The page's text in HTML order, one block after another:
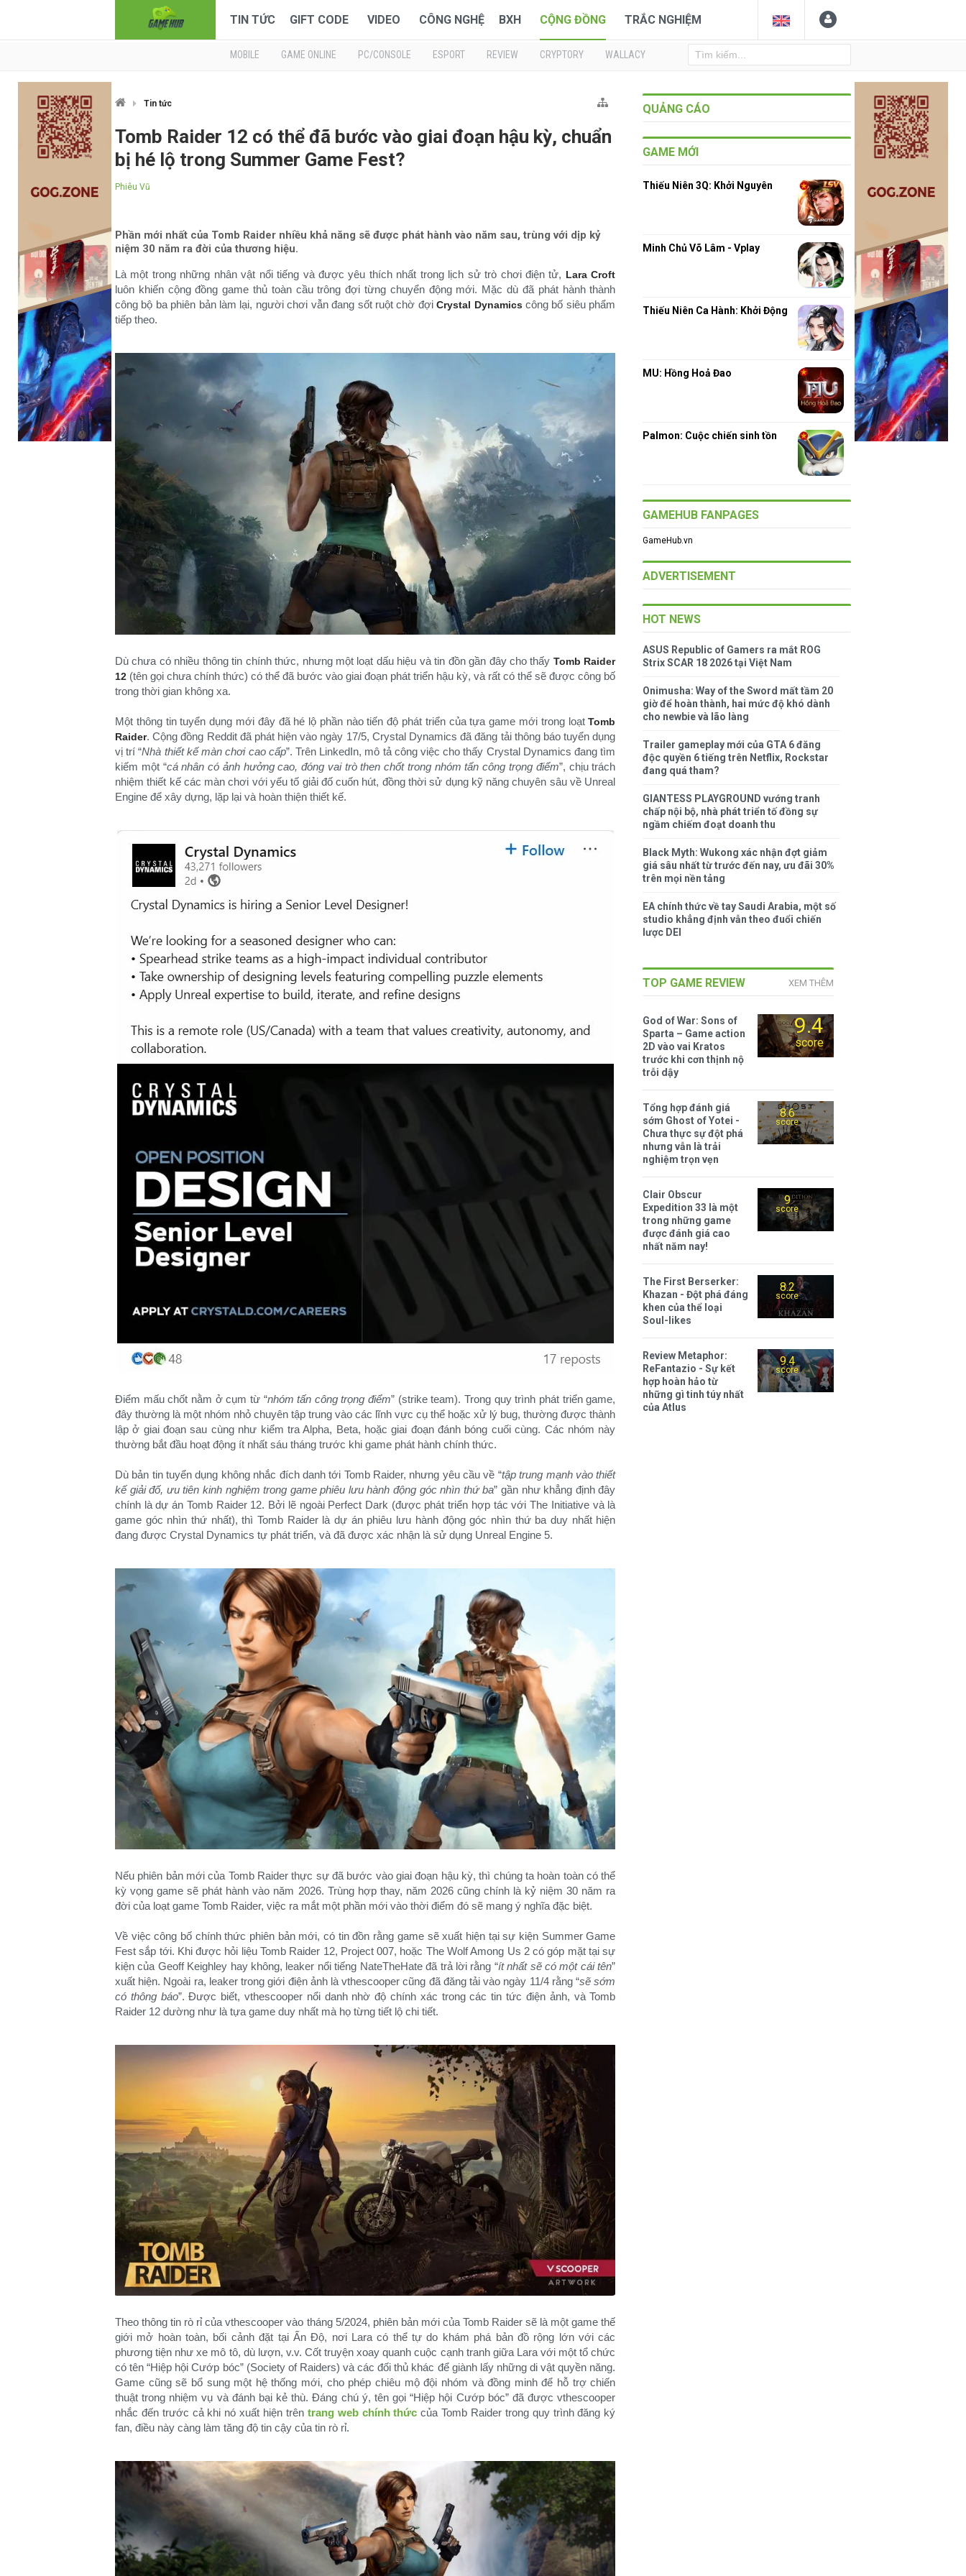
TIN TỨC GIFT CODE VIDEO CÔNG NGHỆ BXH CỘNG ĐỒNG TRẮC NGHIỆM
MOBILE GAME ONLINE PC/CONSOLE ESPORT REVIEW CRYPTORY WALLACY
Tin tức
Tomb Raider 12 có thể đã bước vào giai đoạn hậu kỳ, chuẩn
bị hé lộ trong Summer Game Fest?
Phiêu Vũ
Phần mới nhất của Tomb Raider nhiều khả năng sẽ được phát hành vào năm sau, trùng với dịp kỷ
niệm 30 năm ra đời của thương hiệu.
Là một trong những nhân vật nổi tiếng và được yêu thích nhất trong lịch sử trò chơi điện tử, Lara Croft
luôn khiến cộng đồng game thủ toàn cầu trông đợi từng chuyển động mới. Mặc dù đã phát hành thành
công bộ ba phiên bản làm lại, người chơi vẫn đang sốt ruột chờ đợiCrystal Dynamicscông bố siêu phẩm
tiếp theo.
Dù chưa có nhiều thông tin chính thức, nhưng một loạt dấu hiệu và tin đồn gần đây cho thấy Tomb Raider
12 (tên gọi chưa chính thức) có thể đã bước vào giai đoạn phát triển hậu kỳ, và rất có thể sẽ được công bố
trong thời gian không xa.
Một thông tin tuyển dụng mới đây đã hé lộ phần nào tiến độ phát triển của tựa game mới trong loạtTomb
Raider. Cộng đồng Reddit đã phát hiện vào ngày 17/5, Crystal Dynamics đã đăng tải thông báo tuyển dụng
vị trí “Nhà thiết kế màn chơi cao cấp”. Trên LinkedIn, mô tả công việc cho thấy Crystal Dynamics đang tìm
kiếm một “cá nhân có ảnh hưởng cao, đóng vai trò then chốt trong nhóm tấn công trọng điểm”, chịu trách
nhiệm thiết kế các màn chơi với yếu tố giải đố cuốn hút, đồng thời sử dụng kỹ năng chuyên sâu về Unreal
Engine để xây dựng, lặp lại và hoàn thiện thiết kế.
Điểm mấu chốt nằm ở cụm từ “nhóm tấn công trọng điểm” (strike team). Trong quy trình phát triển game,
đây thường là một nhóm nhỏ chuyên tập trung vào các lĩnh vực cụ thể hoặc xử lý bug, thường được thành
lập ở giai đoạn sau cùng như kiểm tra Alpha, Beta, hoặc giai đoạn đánh bóng cuối cùng. Các nhóm này
thường bắt đầu hoạt động ít nhất sáu tháng trước khi game phát hành chính thức.
Dù bản tin tuyển dụng không nhắc đích danh tới Tomb Raider, nhưng yêu cầu về “tập trung mạnh vào thiết
kế giải đố, ưu tiên kinh nghiệm trong game phiêu lưu hành động góc nhìn thứ ba” gần như khẳng định đây
chính là dự án Tomb Raider 12. Bởi lẽ ngoài Perfect Dark (được phát triển hợp tác với The Initiative và là
game góc nhìn thứ nhất), thì Tomb Raider là dự án phiêu lưu hành động góc nhìn thứ ba duy nhất hiện
đang được Crystal Dynamics tự phát triển, và đã được xác nhận là sử dụng Unreal Engine 5.
Nếu phiên bản mới của Tomb Raider thực sự đã bước vào giai đoạn hậu kỳ, thì chúng ta hoàn toàn có thể
kỳ vọng game sẽ phát hành vào năm 2026. Trùng hợp thay, năm 2026 cũng chính là kỷ niệm 30 năm ra
đời của loạt game Tomb Raider, việc ra mắt một phần mới vào thời điểm đó sẽ mang ý nghĩa đặc biệt.
Về việc công bố chính thức phiên bản mới, có tin đồn rằng game sẽ xuất hiện tại sự kiện Summer Game
Fest sắp tới. Khi được hỏi liệu Tomb Raider 12, Project 007, hoặc The Wolf Among Us 2 có góp mặt tại sự
kiện của Geoff Keighley hay không, leaker nổi tiếng NateTheHate đã trả lời rằng “ít nhất sẽ có một cái tên”
xuất hiện. Ngoài ra, leaker trong giới điện ảnh là vthescooper cũng đã đăng tải vào ngày 11/4 rằng “sẽ sớm
có thông báo”. Được biết, vthescooper nổi danh nhờ độ chính xác trong các tin tức điện ảnh, và Tomb
Raider 12 dường như là tựa game duy nhất mà họ từng tiết lộ chi tiết.
Theo thông tin rò rỉ của vthescooper vào tháng 5/2024, phiên bản mới của Tomb Raider sẽ là một game thế
giới mở hoàn toàn, bối cảnh đặt tại Ấn Độ, nơi Lara có thể tự do khám phá bản đồ rộng lớn với các
phương tiện như xe mô tô, dù lượn, v.v. Cốt truyện xoay quanh cuộc cạnh tranh giữa Lara với một tổ chức
có tên “Hiệp hội Cướp bóc” (Society of Raiders) và các đối thủ khác để giành lấy những di vật quyền năng.
Game cũng sẽ bổ sung một hệ thống mới, cho phép chiêu mộ đội nhóm và đồng minh để hỗ trợ chiến
thuật trong nhiệm vụ và đánh bại kẻ thù. Đáng chú ý, tên gọi “Hiệp hội Cướp bóc” đã được vthescooper
nhắc đến trước cả khi nó xuất hiện trên trang web chính thức của Tomb Raider trong quy trình đăng ký
fan, điều này càng làm tăng độ tin cậy của tin rò rỉ.
QUẢNG CÁO
GAME MỚI
Thiếu Niên 3Q: Khởi Nguyên
Minh Chủ Võ Lâm - Vplay
Thiếu Niên Ca Hành: Khởi Động
MU: Hồng Hoả Đao
Palmon: Cuộc chiến sinh tồn
GAMEHUB FANPAGES
GameHub.vn
ADVERTISEMENT
HOT NEWS
ASUS Republic of Gamers ra mắt ROG
Strix SCAR 18 2026 tại Việt Nam
Onimusha: Way of the Sword mất tầm 20
giờ để hoàn thành, hai mức độ khó dành
cho newbie và lão làng
Trailer gameplay mới của GTA 6 đăng
độc quyền 6 tiếng trên Netflix, Rockstar
đang quá tham?
GIANTESS PLAYGROUND vướng tranh
chấp nội bộ, nhà phát triển tố đồng sự
ngầm chiếm đoạt doanh thu
Black Myth: Wukong xác nhận đợt giảm
giá sâu nhất từ trước đến nay, ưu đãi 30%
trên mọi nền tảng
EA chính thức về tay Saudi Arabia, một số
studio khẳng định vẫn theo đuổi chiến
lược DEI
TOP GAME REVIEW XEM THÊM
9.4
score
God of War: Sons of
Sparta – Game action
2D vào vai Kratos
trước khi cơn thịnh nộ
trỗi dậy
8.6
score
Tổng hợp đánh giá
sớm Ghost of Yotei -
Chưa thực sự đột phá
nhưng vẫn là trải
nghiệm trọn vẹn
9
score
Clair Obscur
Expedition 33 là một
trong những game
được đánh giá cao
nhất năm nay!
8.2
score
The First Berserker:
Khazan - Đột phá đáng
khen của thể loại
Soul-likes
9.4
score
Review Metaphor:
ReFantazio - Sự kết
hợp hoàn hảo từ
những gì tinh túy nhất
của Atlus